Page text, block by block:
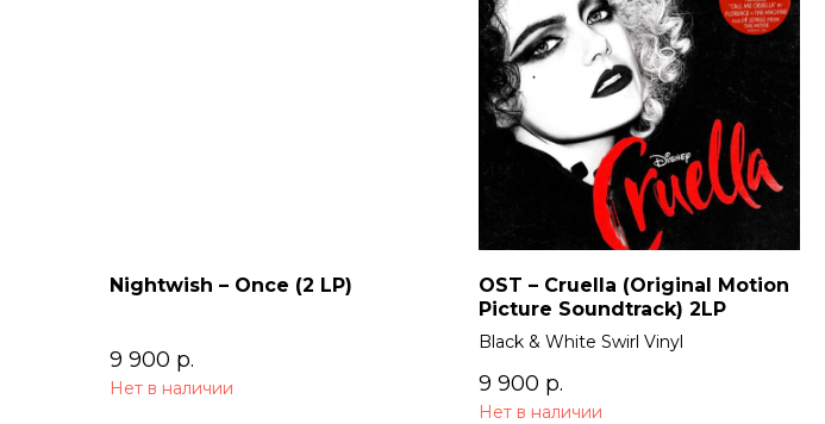
Nightwish – Once (2 LP)
9 900 р.
Нет в наличии
OST – Cruella (Original Motion
Picture Soundtrack) 2LP
Black & White Swirl Vinyl
9 900 р.
Нет в наличии